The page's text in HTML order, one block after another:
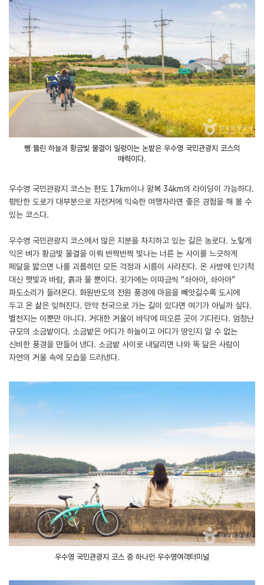
뻥 뚫린 하늘과 황금빛 물결이 일렁이는 논밭은 우수영 국민관광지 코스의
매력이다.
우수영 국민관광지 코스는 편도 17km이나 왕복 34km의 라이딩이 가능하다.
평탄한 도로가 대부분으로 자전거에 익숙한 여행자라면 좋은 경험을 해 볼 수
있는 코스다.
우수영 국민관광지 코스에서 많은 지분을 차지하고 있는 길은 농로다. 노랗게
익은 벼가 황금빛 물결을 이뤄 반짝반짝 빛나는 너른 논 사이를 느긋하게
페달을 밟으면 나를 괴롭히던 모든 걱정과 시름이 사라진다. 온 사방에 인기척
대신 햇빛과 바람, 흙과 물 뿐이다. 귓가에는 이따금씩 “솨아아, 솨아아”
파도소리가 들려온다. 화원반도의 전원 풍경에 마음을 빼앗길수록 도시에
두고 온 삶은 잊혀진다. 만약 천국으로 가는 길이 있다면 여기가 아닐까 싶다.
별천지는 이뿐만 아니다. 거대한 거울이 바닥에 떠오른 곳이 기다린다. 엄청난
규모의 소금밭이다. 소금밭은 어디가 하늘이고 어디가 땅인지 알 수 없는
신비한 풍경을 만들어 낸다. 소금밭 사이로 내달리면 나와 똑 닮은 사람이
자연의 거울 속에 모습을 드러낸다.
우수영 국민관광지 코스 중 하나인 우수영여객터미널